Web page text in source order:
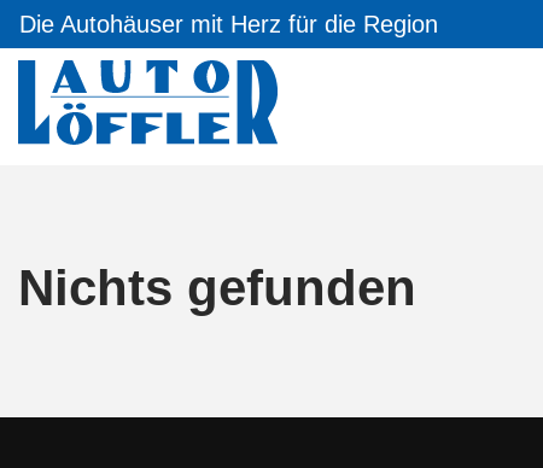
Die Autohäuser mit Herz für die Region
Nichts gefunden